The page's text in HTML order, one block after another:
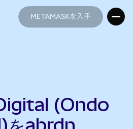
METAMASKを入手
(Ondo